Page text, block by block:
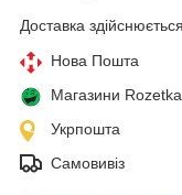
Доставка
Нова Пошта
Магазини Rozetka
Укрпошта
Самовивіз